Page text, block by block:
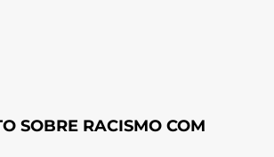
SOBRE RACISMO COM